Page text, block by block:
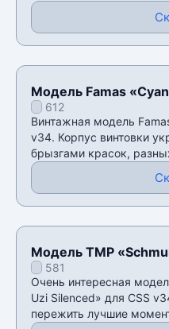
Модель Famas
612
Винтажная модель
v34. Корпус винтовки
брызгами красок,
Модель TMP
для CSS v34
581
Очень интересная
Uzi Silenced» для CSS
пережить лучшие